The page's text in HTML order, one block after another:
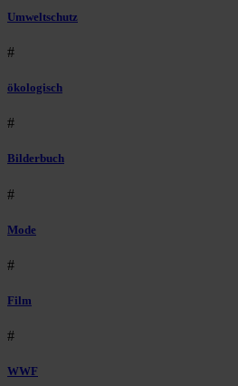
Umweltschutz
#
ökologisch
#
Bilderbuch
#
Mode
#
Film
#
WWF